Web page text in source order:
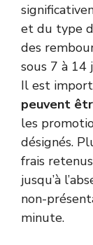
et du type
des
sous 7 à 14
Il est
peuvent
les
désignés.
frais
jusqu’à
non-
minute.